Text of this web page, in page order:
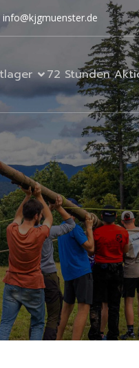
info@kjgmuenster.de
72 Stunden